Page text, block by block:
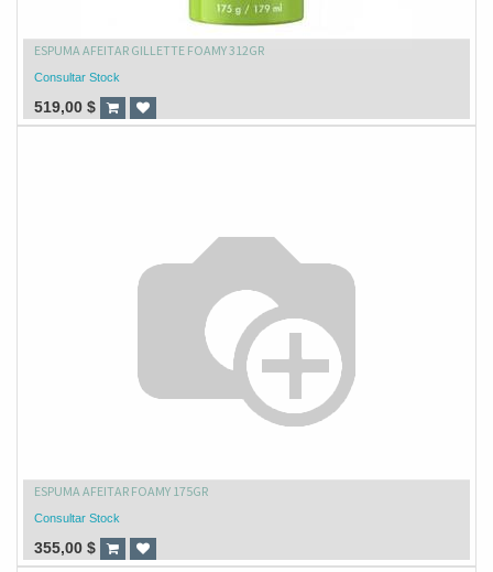
ESPUMA AFEITAR GILLETTE FOAMY 312GR
Consultar Stock
519,00 $
ESPUMA AFEITAR FOAMY 175GR
Consultar Stock
355,00 $